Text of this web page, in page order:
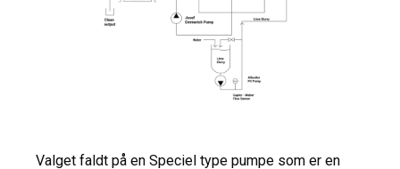
Valget faldt på en Speciel type pumpe som er en